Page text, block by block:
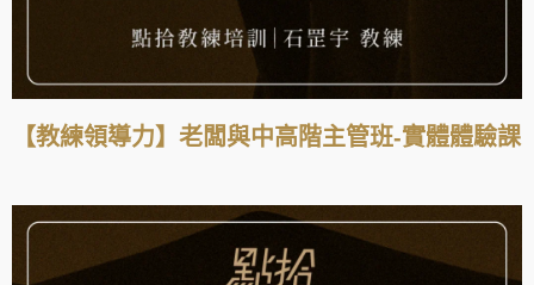
【教練領導力】老闆與中高階主管班-實體體驗課